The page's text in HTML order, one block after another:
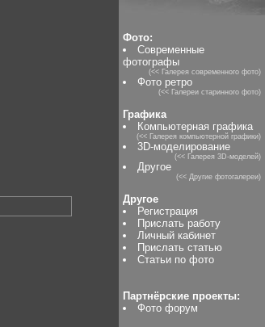
Фото:
Современные
фотографы
(<< Галерея современного фото)
Фото ретро
(<< Галереи старинного фото)
Графика
Компьютерная графика
(<< Галерея компьютерной графики)
3D-моделирование
(<< Галерея 3D-моделей)
Другое
(<< Другие фотогалереи)
Другое
Регистрация
Прислать работу
Личный кабинет
Прислать статью
Статьи по фото
Партнёрские проекты:
Фото форум